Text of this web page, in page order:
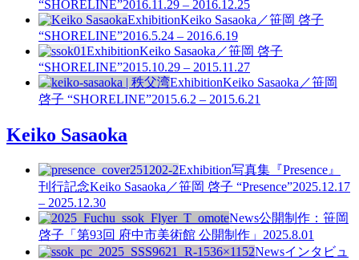
“SHORELINE”2016.11.29 – 2016.12.25
ExhibitionKeiko Sasaoka／笹岡 啓子
“SHORELINE”2016.5.24 – 2016.6.19
ExhibitionKeiko Sasaoka／笹岡 啓子
“SHORELINE”2015.10.29 – 2015.11.27
ExhibitionKeiko Sasaoka／笹岡
啓子 “SHORELINE”2015.6.2 – 2015.6.21
Keiko Sasaoka
Exhibition写真集『Presence』
刊行記念Keiko Sasaoka／笹岡 啓子 “Presence”2025.12.17
– 2025.12.30
News公開制作：笹岡
啓子「第93回 府中市美術館 公開制作」 2025.8.01
Newsインタビュ